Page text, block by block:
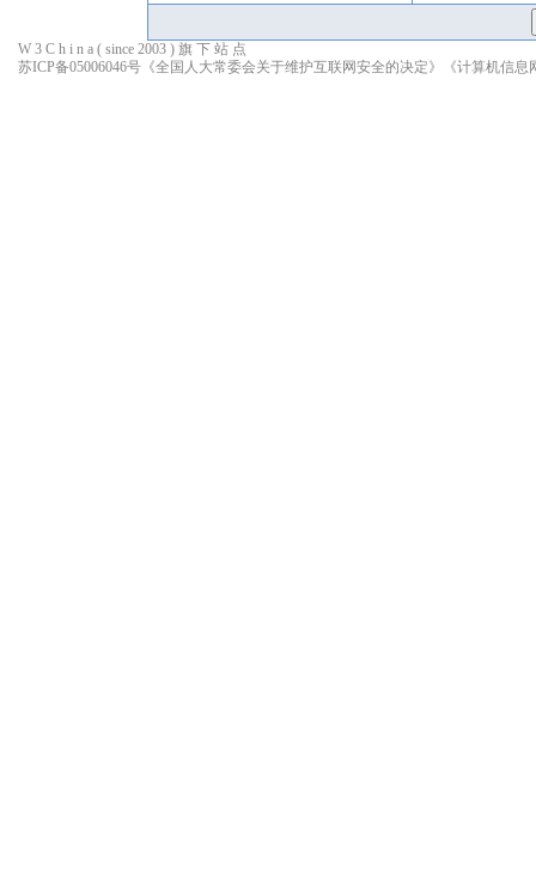
W 3 C h i n a ( since 2003 ) 旗 下 站 点
苏ICP备05006046号 《全国人大常委会关于维护互联网安全的决定》 《计算机信